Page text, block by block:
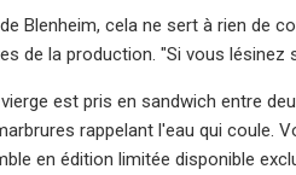
Blenheim, cela ne sert à rien de
de la production. "Si vous lésinez
est pris en sandwich entre
rappelant l'eau qui coule.
en édition limitée disponible